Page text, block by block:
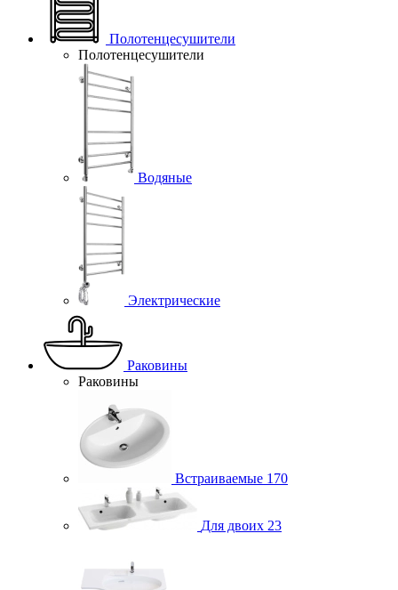
Полотенцесушители
Полотенцесушители
Водяные
Электрические
Раковины
Раковины
Встраиваемые 170
Для двоих 23